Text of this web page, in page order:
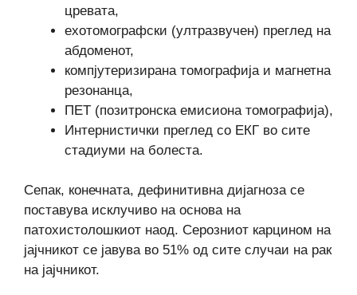
цревата,
ехотомографски (ултразвучен) преглед на
абдоменот,
компјутеризирана томографија и магнетна
резонанца,
ПЕТ (позитронска емисиона томографија),
Интернистички преглед со ЕКГ во сите
стадиуми на болеста.
Сепак, конечната, дефинитивна дијагноза се
поставува исклучиво на основа на
патохистолошкиот наод. Серозниот карцином на
јајчникот се јавува во 51% од сите случаи на рак
на јајчникот.